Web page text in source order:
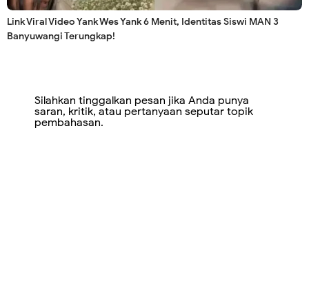
Link Viral Video Yank Wes Yank 6 Menit, Identitas Siswi MAN 3
Banyuwangi Terungkap!
Silahkan tinggalkan pesan jika Anda punya
saran, kritik, atau pertanyaan seputar topik
pembahasan.